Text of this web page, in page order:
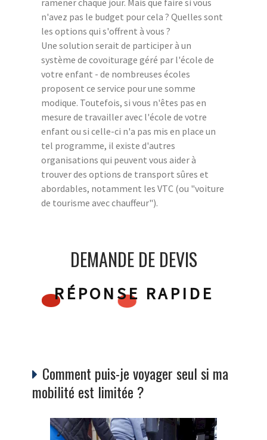
n'avez pas le budget pour cela ? Quelles sont
les options qui s'offrent à vous ?
Une solution serait de participer à un
système de covoiturage géré par l'école de
votre enfant - de nombreuses écoles
proposent ce service pour une somme
modique. Toutefois, si vous n'êtes pas en
mesure de travailler avec l'école de votre
enfant ou si celle-ci n'a pas mis en place un
tel programme, il existe d'autres
organisations qui peuvent vous aider à
trouver des options de transport sûres et
abordables, notamment les VTC (ou "voiture
de tourisme avec chauffeur").
DEMANDE DE DEVIS
RÉPONSE RAPIDE
Comment puis-je voyager seul si ma
mobilité est limitée ?